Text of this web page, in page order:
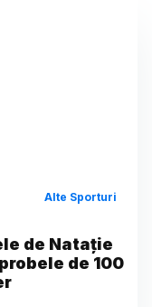
Alte Sporturi
de Natație
de 100